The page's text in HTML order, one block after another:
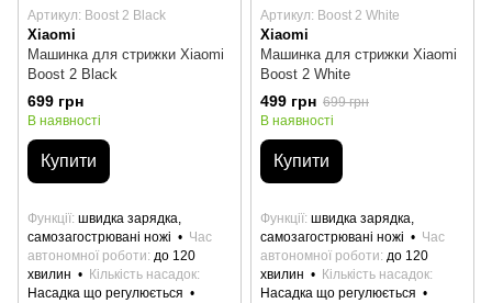
Артикул: Boost 2 Black
Xiaomi
Машинка для стрижки Xiaomi
Boost 2 Black
699 грн
В наявності
Купити
Функції швидка зарядка,
самозагострювані ножі
Час
автономної роботи до 120
хвилин
Кількість насадок
Насадка що регулюється
Артикул: Boost 2 White
Xiaomi
Машинка для стрижки Xiaomi
Boost 2 White
499 грн 699 грн
В наявності
Купити
Функції швидка зарядка,
самозагострювані ножі
Час
автономної роботи до 120
хвилин
Кількість насадок
Насадка що регулюється